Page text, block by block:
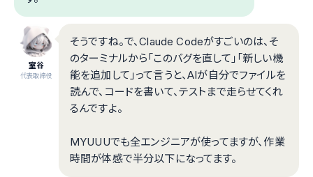
室谷
代表取締役
そうですね。で、Claude Codeがすごいのは、そ
のターミナルから「このバグを直して」「新しい機
能を追加して」って言うと、AIが自分でファイルを
読んで、コードを書いて、テストまで走らせてくれ
るんですよ。
MYUUUでも全エンジニアが使ってますが、作業
時間が体感で半分以下になってます。